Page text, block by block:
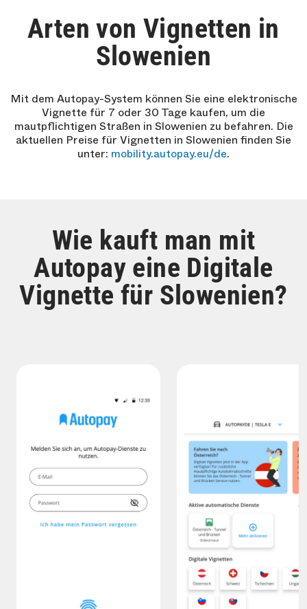
Arten von Vignetten in
Slowenien
Mit dem Autopay-System können Sie eine elektronische
Vignette für 7 oder 30 Tage kaufen, um die
mautpflichtigen Straßen in Slowenien zu befahren. Die
aktuellen Preise für Vignetten in Slowenien finden Sie
unter: mobility.autopay.eu/de.
Wie kauft man mit
Autopay eine Digitale
Vignette für Slowenien?